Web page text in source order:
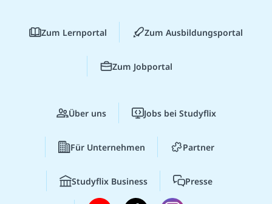
Zum Lernportal Zum Ausbildungsportal
Zum Jobportal
Über uns Jobs bei Studyflix
Für Unternehmen Partner
Studyflix Business Presse